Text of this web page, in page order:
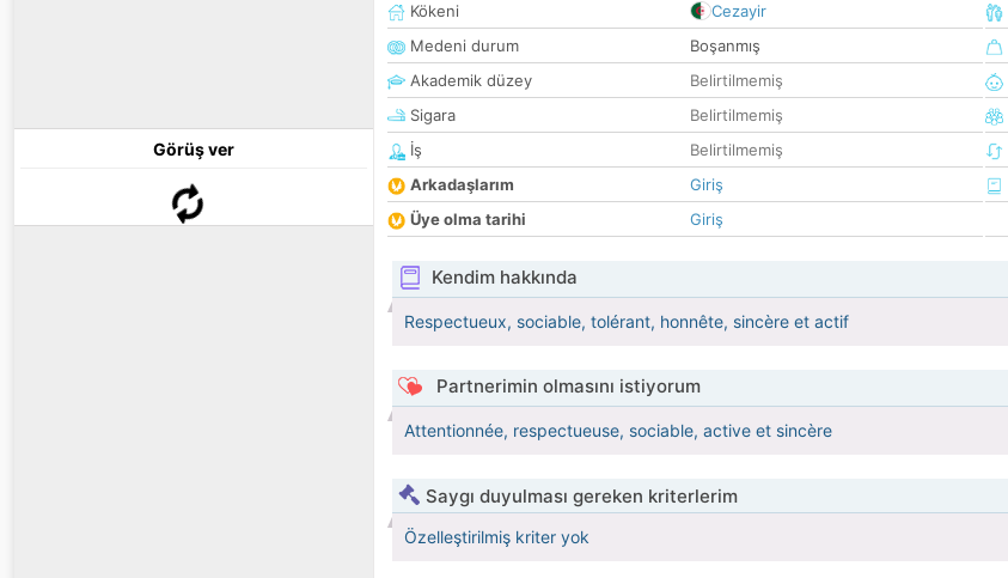
Görüş ver
Kökeni
Cezayir
Medeni durum
Boşanmış
Akademik düzey
Belirtilmemiş
Sigara
Belirtilmemiş
İş
Belirtilmemiş
Arkadaşlarım
Giriş
Üye olma tarihi
Giriş
Kendim hakkında
Respectueux, sociable, tolérant, honnête, sincère et actif
Partnerimin olmasını istiyorum
Attentionnée, respectueuse, sociable, active et sincère
Saygı duyulması gereken kriterlerim
Özelleştirilmiş kriter yok